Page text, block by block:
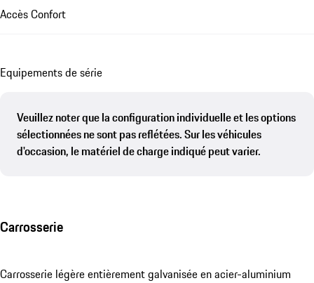
Accès Confort
Equipements de série
Veuillez noter que la configuration individuelle et les options
sélectionnées ne sont pas reflétées. Sur les véhicules
d'occasion, le matériel de charge indiqué peut varier.
Carrosserie
Carrosserie légère entièrement galvanisée en acier-aluminium